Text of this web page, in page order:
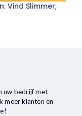
Vind Slimmer,
uw bedrijf met
meer klanten en